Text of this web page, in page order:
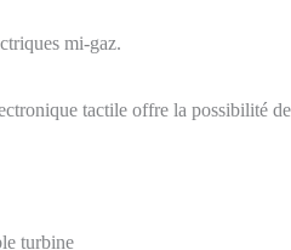
mi-gaz.
tactile offre la possibilité
turbine